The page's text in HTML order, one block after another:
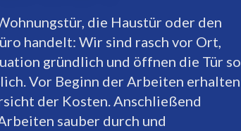
die Haustür oder den
handelt: Wir sind rasch vor Ort,
gründlich und öffnen die Tür so
Vor Beginn der Arbeiten erhalten
der Kosten. Anschließend
sauber durch und